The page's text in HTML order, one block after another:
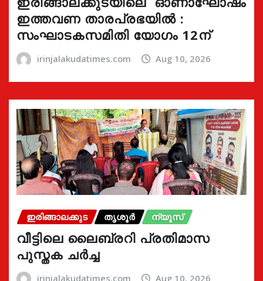
ഇത്തവണ താരപ്രഭയിൽ :
സംഘാടകസമിതി യോഗം 12ന്
irinjalakudatimes.com Aug 10, 2026
ഇരിങ്ങാലക്കുട തൃശൂർ ന്യൂസ്
വീട്ടിലെ ലൈബ്രറി പ്രതിമാസ
പുസ്തക ചർച്ച
irinjalakudatimes.com Aug 10, 2026